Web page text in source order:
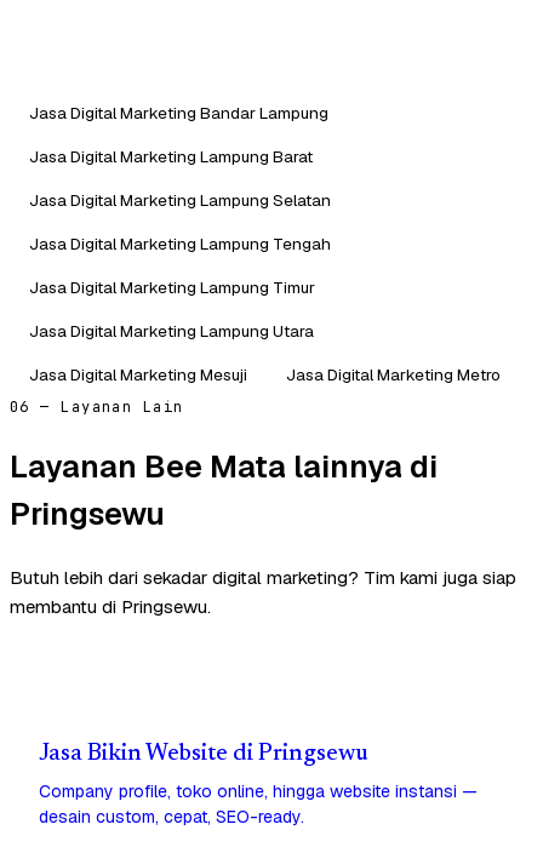
Jasa Digital Marketing Bandar Lampung
Jasa Digital Marketing Lampung Barat
Jasa Digital Marketing Lampung Selatan
Jasa Digital Marketing Lampung Tengah
Jasa Digital Marketing Lampung Timur
Jasa Digital Marketing Lampung Utara
Jasa Digital Marketing Mesuji
Jasa Digital Marketing Metro
06 — Layanan Lain
Layanan Bee Mata lainnya di
Pringsewu
Butuh lebih dari sekadar digital marketing? Tim kami juga siap
membantu di Pringsewu.
Jasa Bikin Website di Pringsewu
Company profile, toko online, hingga website instansi —
desain custom, cepat, SEO-ready.